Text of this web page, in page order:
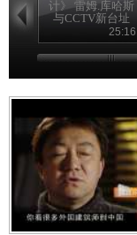
计》 雷姆.库哈斯
与CCTV新台址
25:16